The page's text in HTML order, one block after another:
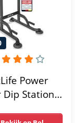
Power
Dip Station |